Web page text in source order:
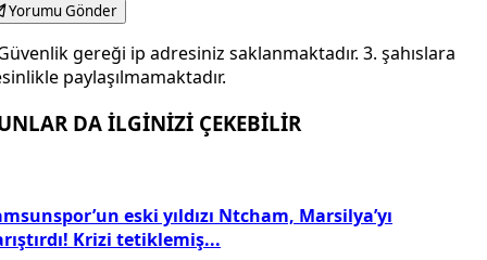
Yorumu Gönder
gereği ip adresiniz saklanmaktadır. 3. şahıslara
paylaşılmamaktadır.
DA İLGİNİZİ ÇEKEBİLİR
eski yıldızı Ntcham, Marsilya’yı
Krizi tetiklemiş...